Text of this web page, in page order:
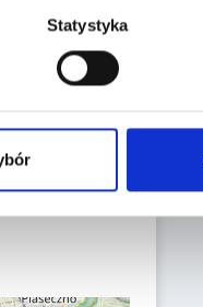
Statystyka